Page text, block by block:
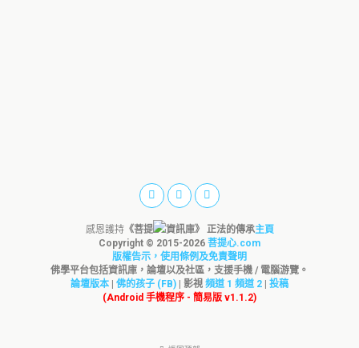
感恩護持《菩提 資訊庫》 正法的傳承主頁
Copyright © 2015-2026 菩提心.com
版權告示，使用條例及免責聲明
佛學平台包括資訊庫，論壇以及社區，支援手機 / 電腦游覽。
論壇版本 | 佛的孩子 (FB) | 影視 頻道 1 頻道 2 | 投稿
(Android 手機程序 - 簡易版 v1.1.2)